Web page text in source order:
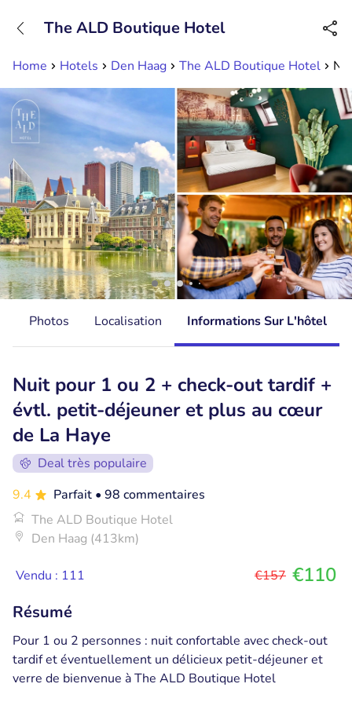
Disponible jusqu'à 23:00 heures
Home Hotels Den Haag The ALD Boutique Hotel
The ALD Boutique Hotel
Photos Localisation Informations Sur L'hôtel
Nuit pour 1 ou 2 + check-out tardif +
évtl. petit-déjeuner et plus au cœur
de La Haye
Deal très populaire
9.4
Parfait • 98 commentaires
The ALD Boutique Hotel
Den Haag (413km)
Vendu : 111 €157 €110
Résumé
Pour 1 ou 2 personnes : nuit confortable avec check-out
tardif et éventuellement un délicieux petit-déjeuner et
verre de bienvenue à The ALD Boutique Hotel